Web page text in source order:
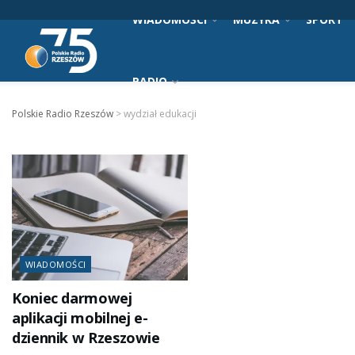
WIADOMOŚCI MUZYKA SPORT
RADIO
Polskie Radio Rzeszów >wydział edukacji
WIADOMOŚCI
Koniec darmowej
aplikacji mobilnej e-
dziennik w Rzeszowie